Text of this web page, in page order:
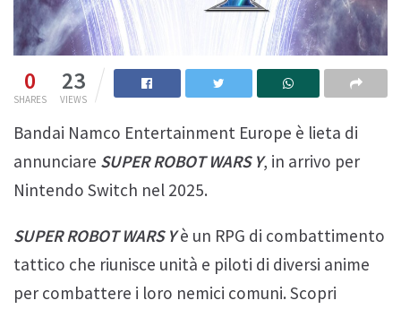
0
SHARES
23
VIEWS
Bandai Namco Entertainment Europe è lieta di
annunciare SUPER ROBOT WARS Y, in arrivo per
Nintendo Switch nel 2025.
SUPER ROBOT WARS Yè un RPG di combattimento
tattico che riunisce unità e piloti di diversi anime
per combattere i loro nemici comuni. Scopri